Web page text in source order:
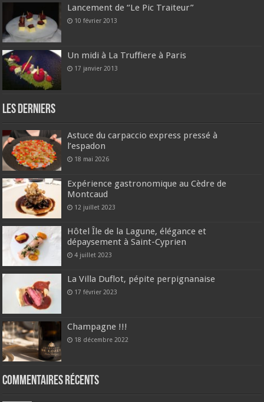
Lancement de “Le Pic Traiteur”
10 février 2013
Un midi à La Truffiere à Paris
17 janvier 2013
Les derniers
Astuce du carpaccio express pressé à
l’espadon
18 mai 2026
Expérience gastronomique au Cèdre de
Montcaud
12 juillet 2023
Hôtel Île de la Lagune, élégance et
dépaysement à Saint-Cyprien
4 juillet 2023
La Villa Duflot, pépite perpignanaise
17 février 2023
Champagne !!!
18 décembre 2022
Commentaires récents